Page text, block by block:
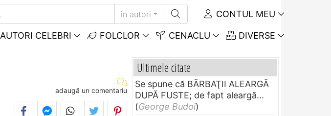
în autori CONTUL MEU
AUTORI CELEBRI FOLCLOR CENACLU DIVERSE
adaugă un comentariu
Ultimele citate
Se spune că BĂRBAŢII ALEARGĂ
DUPĂ FUSTE; de fapt aleargă...
(George Budoi)